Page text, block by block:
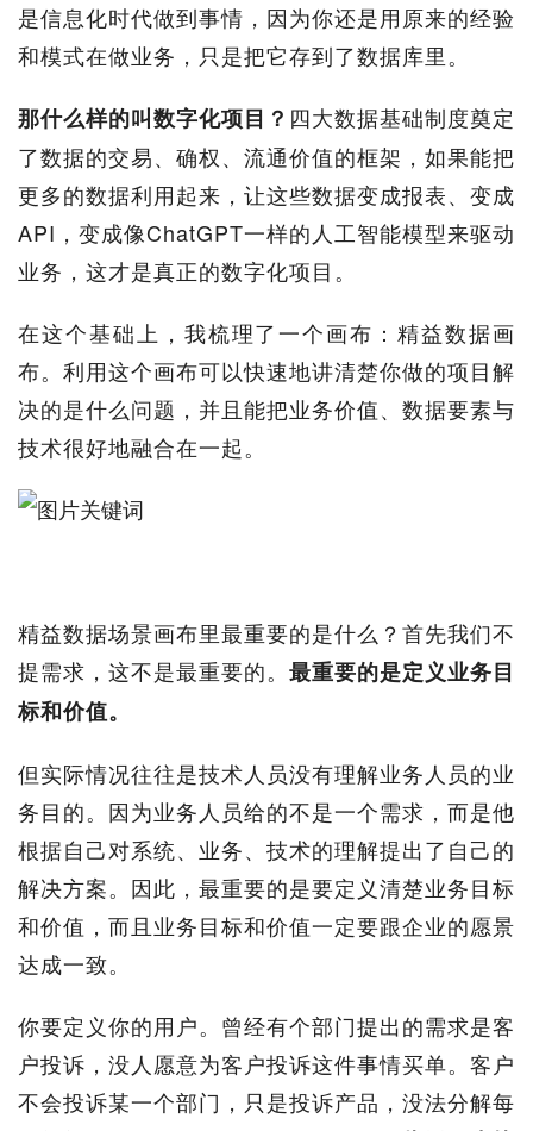
是信息化时代做到事情，因为你还是用原来的经验
和模式在做业务，只是把它存到了数据库里。
那什么样的叫数字化项目？ 四大数据基础制度奠定
了数据的交易、确权、流通价值的框架，如果能把
更多的数据利用起来，让这些数据变成报表、变成
API，变成像ChatGPT一样的人工智能模型来驱动
业务，这才是真正的数字化项目。
在这个基础上，我梳理了一个画布：精益数据画
布。利用这个画布可以快速地讲清楚你做的项目解
决的是什么问题，并且能把业务价值、数据要素与
技术很好地融合在一起。
精益数据场景画布里最重要的是什么？首先我们不
提需求，这不是最重要的。 最重要的是定义业务目
标和价值。
但实际情况往往是技术人员没有理解业务人员的业
务目的。因为业务人员给的不是一个需求，而是他
根据自己对系统、业务、技术的理解提出了自己的
解决方案。因此，最重要的是要定义清楚业务目标
和价值，而且业务目标和价值一定要跟企业的愿景
达成一致。
你要定义你的用户。曾经有个部门提出的需求是客
户投诉，没人愿意为客户投诉这件事情买单。客户
不会投诉某一个部门，只是投诉产品，没法分解每